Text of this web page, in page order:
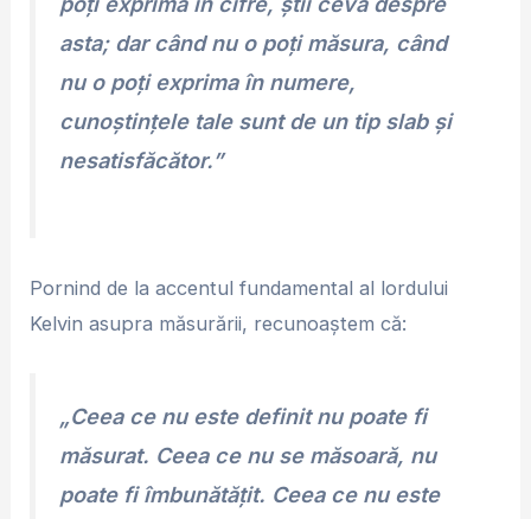
asta; dar când nu o poți măsura, când
nu o poți exprima în numere,
cunoștințele tale sunt de un tip slab și
nesatisfăcător.”
Pornind de la accentul fundamental al lordului
Kelvin asupra măsurării, recunoaștem că:
„Ceea ce nu este definit nu poate fi
măsurat. Ceea ce nu se măsoară, nu
poate fi îmbunătățit. Ceea ce nu este